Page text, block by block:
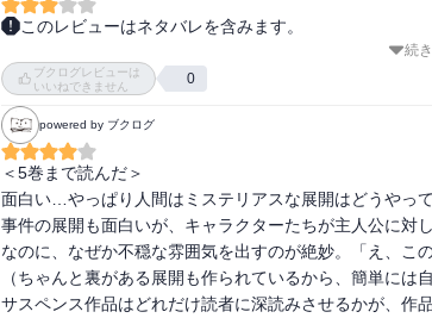
このレビューはネタバレを含みます。
友達に借りて一気読みしたけども、正直うーん、と思っ
と思ったらほんとに犯人なんかいって感じで、すこし拍
続
ブクログレビューは
いいねできません
0
powered by ブクログ
＜5巻まで読んだ＞
面白い…やっぱり人間はミステリアスな展開はどうやって
事件の展開も面白いが、キャラクターたちが主人公に対
なのに、なぜか不穏な雰囲気を出すのが絶妙。「え、こ
（ちゃんと裏がある展開も作られているから、簡単には
サスペンス作品はどれだけ読者に深読みさせるかが、作